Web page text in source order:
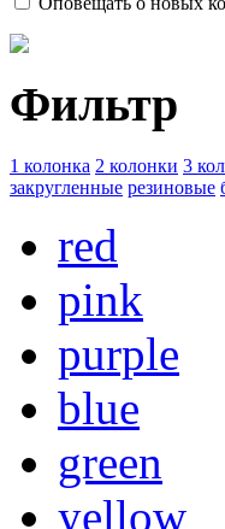
Фильтр
1 колонка 2 колонки 3
закругленные резиновые
red
pink
purple
blue
green
yellow